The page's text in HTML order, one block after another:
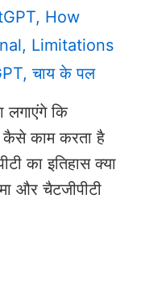
, How
, Limitations
,चाय के पल
कि
काम करता है
का इतिहास क्या
और चैटजीपीटी